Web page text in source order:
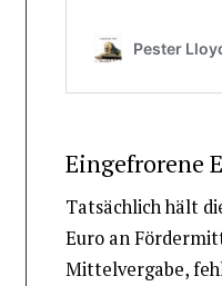
Eingefrorene
Tatsächlich hält
Euro an
Mittelvergabe,